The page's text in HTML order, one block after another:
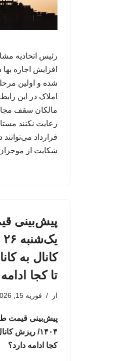
رئیس اتحادیه
شده و اولین
املاک در این
مالکان سقف مجاز
رعایت نکنند
قرارداد
شکایت از موجران
پیش‌بینی
کانال به
تا کجا
از فوریه 15, 2026
۱۴۰۴/ ریزش
کجا ادامه دارد؟